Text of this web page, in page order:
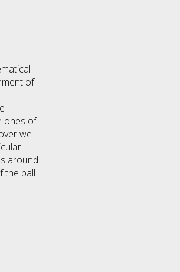
of
ones of
we
around
the ball